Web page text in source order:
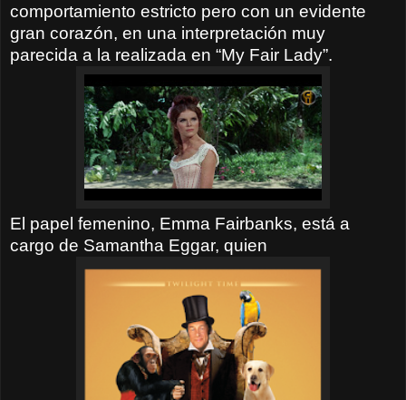
comportamiento estricto pero con un evidente
gran corazón, en una interpretación muy
parecida a la realizada en “My Fair Lady”.
El papel femenino, Emma Fairbanks, está a
cargo de Samantha Eggar, quien